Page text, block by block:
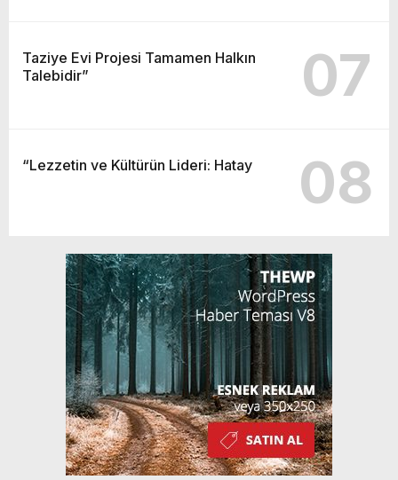
Taziye Evi Projesi Tamamen Halkın
Talebidir”
07
“Lezzetin ve Kültürün Lideri: Hatay 08